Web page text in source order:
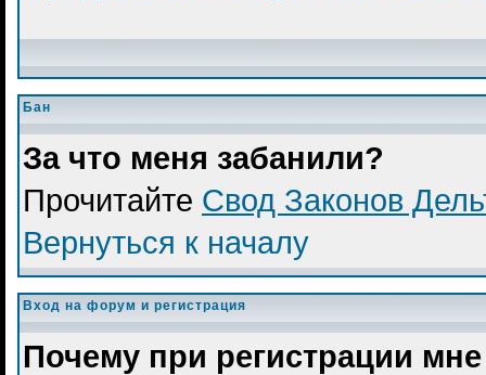
Бан
За что меня забанили?
Прочитайте Свод Законов
Вернуться к началу
Вход на форум и регистрация
Почему при регистрации